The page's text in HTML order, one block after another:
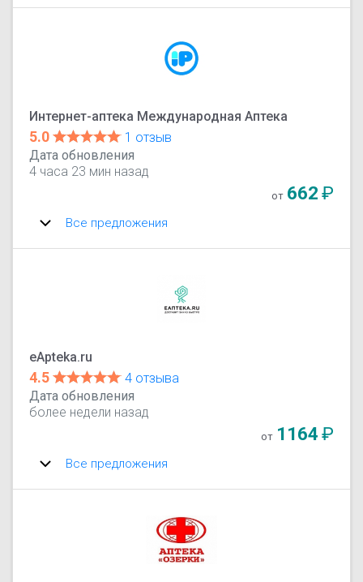
Интернет-аптека Международная Аптека
5.0
1 отзыв
Дата обновления
4 часа 23 мин назад
от 662₽
Все предложения
eApteka.ru
4.5
4 отзыва
Дата обновления
более недели назад
от 1164₽
Все предложения